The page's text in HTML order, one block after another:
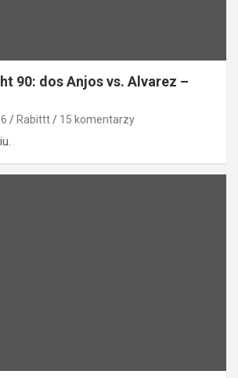
90: dos Anjos vs. Alvarez –
Rabittt 15 komentarzy